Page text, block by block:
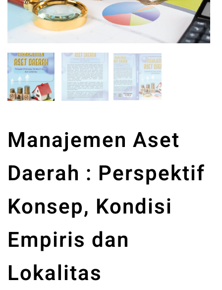
Manajemen Aset
Daerah : Perspektif
Konsep, Kondisi
Empiris dan
Lokalitas